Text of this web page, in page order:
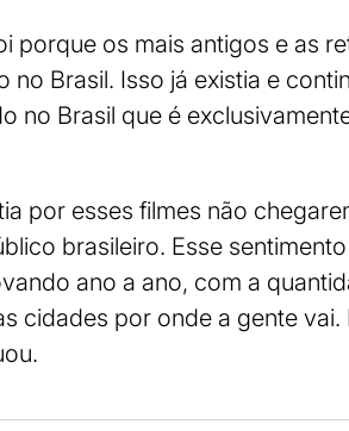
porque os mais antigos e as
Brasil. Isso já existia e
no Brasil que é
por esses filmes não
brasileiro. Esse
ano a ano, com a
cidades por onde a gente vai.